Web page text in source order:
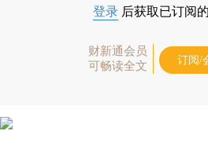
登录 后获取已订阅
财新通会员
可畅读全文
订阅/